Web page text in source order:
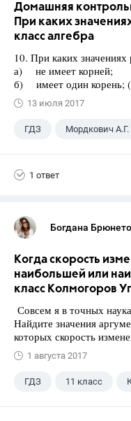
Домашняя
При каких
класс алгебра
10. При каких
а) не имеет корней;
б) имеет один корень; (
13 июля 2017
ГДЗ Мордкович А.Г.
1 ответ
Богдана
Когда скорость
наибольшей или
класс Колмогоров
Совсем я в точных
Найдите значения
которых скорость
1 августа 2017
ГДЗ 11 класс